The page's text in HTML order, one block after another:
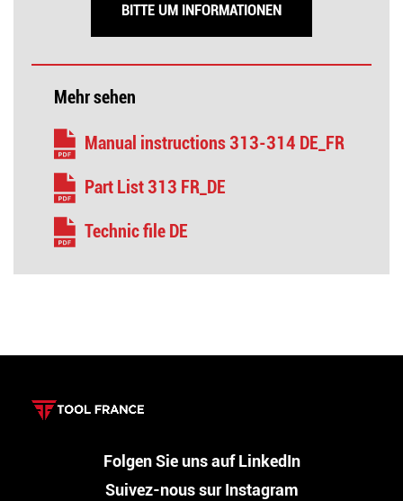
BITTE UM INFORMATIONEN
Mehr sehen
Manual instructions 313-314 DE_FR
Part List 313 FR_DE
Technic file DE
Folgen Sie uns auf LinkedIn
Suivez-nous sur Instagram